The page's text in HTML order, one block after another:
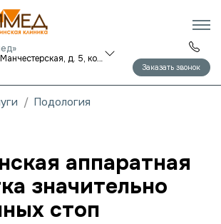
Санкт-Петербург ул. Манчестерская, д. 5, корп. 1
Заказать звонок
Подология
аппаратная
значительно
стоп